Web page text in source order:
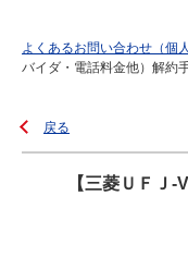
よくあるお問い合わせ（個
バイダ・電話料金他）解約
戻る
【三菱ＵＦＪ